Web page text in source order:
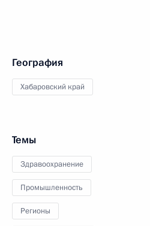
География
Хабаровский край
Темы
Здравоохранение
Промышленность
Регионы